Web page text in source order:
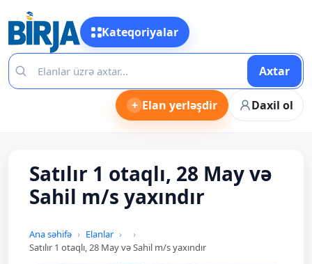
Kateqoriyalar
Axtar
+ Elan yerləşdir Daxil ol
Satılır 1 otaqlı, 28 May və
Sahil m/s yaxındır
Ana səhifə
Elanlar
Satılır 1 otaqlı, 28 May və Sahil m/s yaxındır